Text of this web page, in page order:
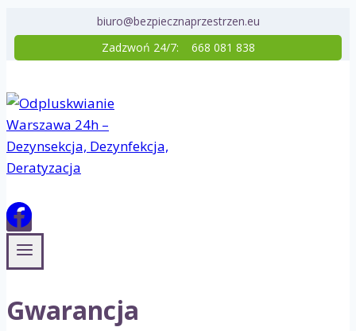
do
treści
biuro@bezpiecznaprzestrzen.eu
Zadzwoń 24/7:
668 081 838
Gwarancja